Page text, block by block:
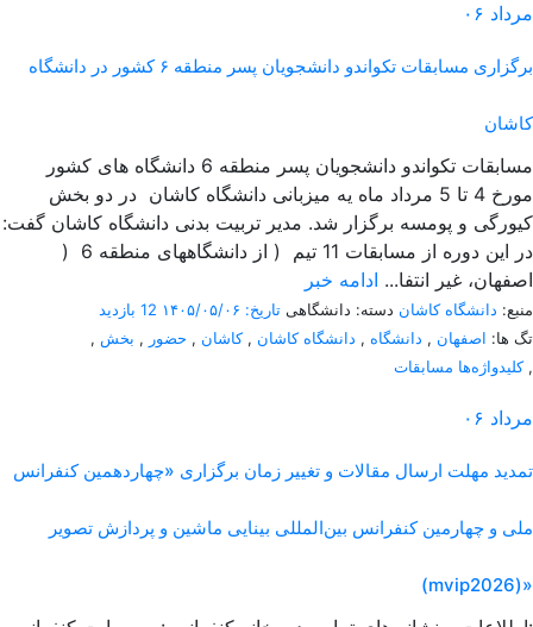
۰۶ مرداد
برگزاری مسابقات تکواندو دانشجویان پسر منطقه ۶ کشور در دانشگاه
کاشان
مسابقات تکواندو دانشجویان پسر منطقه 6 دانشگاه های کشور
مورخ 4 تا 5 مرداد ماه یه میزبانی دانشگاه کاشان در دو بخش
کیورگی و پومسه برگزار شد. مدیر تربیت بدنی دانشگاه کاشان گفت:
در این دوره از مسابقات 11 تیم ( از دانشگاههای منطقه 6 (
اصفهان، غیر انتفا... ادامه خبر
منبع: دانشگاه کاشان دسته: دانشگاهی تاریخ: ۱۴۰۵/۰۵/۰۶
12 بازدید
تگ ها: اصفهان , دانشگاه , دانشگاه کاشان ,کاشان , حضور , بخش ,
کلیدواژه‌ها مسابقات,
۰۶ مرداد
تمدید مهلت ارسال مقالات و تغییر زمان برگزاری «چهاردهمین کنفرانس
ملی و چهارمین کنفرانس بین‌المللی بینایی ماشین و پردازش تصویر
(mvip2026)»